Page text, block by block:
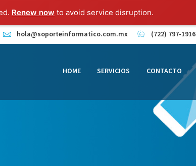
Renew now to avoid service disruption.
hola@soporteinformatico.com.mx (722) 797-1916
HOME SERVICIOS CONTACTO